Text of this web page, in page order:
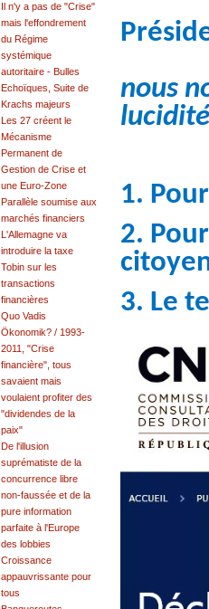
nous
1.
2.
3. Le
Il n'y a pas de "Crise"
mais l'effondrement
du Régime
systémique
autoritaire - Bulles
Echoïques, Suite de
Krachs majeurs
Les 27 créent le
Mécanisme
Permanent de
Gestion de Crise et
une Euro-Zone
Parallèle soumise aux
marchés financiers
L'Allemagne va
introduire la taxe
Tobin sur les
transactions
financières
Quo Vadis
Ökonomik? / 1993-
2011, "Crise
financière", tous
savaient mais
voulaient profiter des
"dividendes de la
paix"
De l'illusion
suprématiste de la
concurrence libre
non-faussée et de la
pure information
parfaite à l'Europe
des lobbies
Croissance
appauvrissante pour
tous